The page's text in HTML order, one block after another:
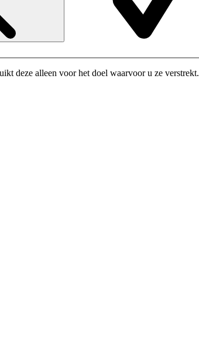
deze alleen voor het doel waarvoor u ze verstrekt.